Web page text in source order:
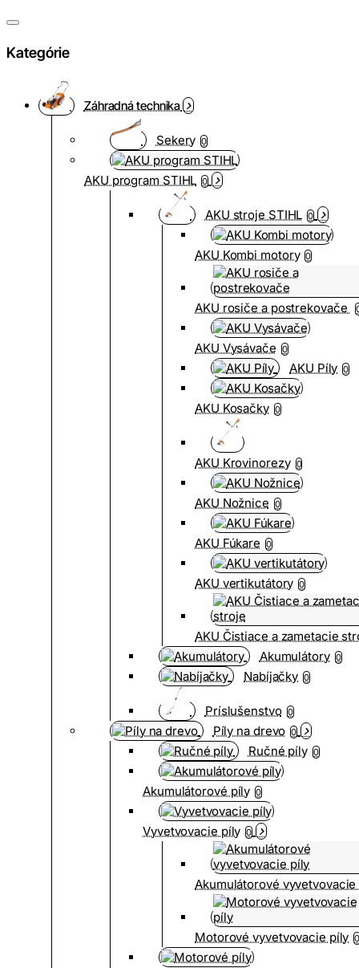
Kategórie
Záhradná technika
Sekery 0
AKU program STIHL 0
AKU stroje STIHL 0
AKU Kombi motory 0
AKU rosiče a postrekovače
AKU Vysávače 0
AKU Píly 0
AKU Kosačky 0
AKU Krovinorezy 0
AKU Nožnice 0
AKU Fúkare 0
AKU vertikutátory 0
AKU Čistiace a zametacie
Akumulátory 0
Nabíjačky 0
Príslušenstvo 0
Píly na drevo 0
Ručné píly 0
Akumulátorové píly 0
Vyvetvovacie píly 0
Akumulátorové
Motorové vyvetvovacie píly